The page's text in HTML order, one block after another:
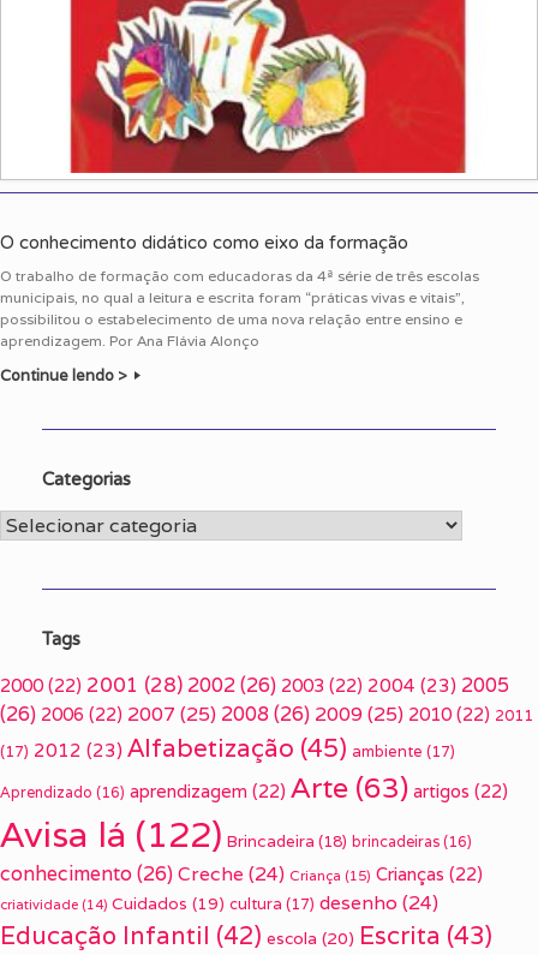
O conhecimento didático como eixo da formação
O trabalho de formação com educadoras da 4ª série de três escolas
municipais, no qual a leitura e escrita foram “práticas vivas e vitais”,
possibilitou o estabelecimento de uma nova relação entre ensino e
aprendizagem. Por Ana Flávia Alonço
Continue lendo >
Categorias
Categorias
Tags
2000 (22) 2001 (28) 2002(26) 2003 (22) 2004 (23) 2005
(26) 2006 (22) 2007 (25) 2008(26) 2009(25) 2010 (22) 2011
(17) 2012 (23) Alfabetização (45) ambiente (17)
Aprendizado (16) aprendizagem (22) Arte (63) artigos (22)
Avisa lá (122) Brincadeira (18) brincadeiras (16)
conhecimento(26) Creche (24) Criança (15) Crianças (22)
criatividade (14) Cuidados (19) cultura (17) desenho (24)
Educação Infantil (42) escola (20) Escrita (43)